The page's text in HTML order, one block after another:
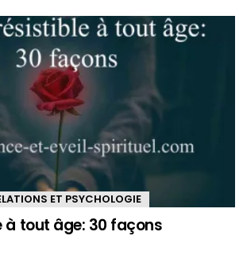
ET PSYCHOLOGIE
à tout âge: 30 façons